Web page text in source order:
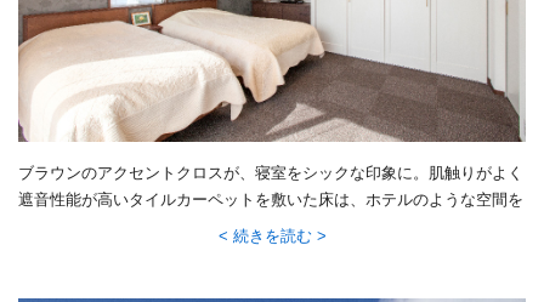
ブラウンのアクセントクロスが、寝室をシックな印象に。肌触りがよく
遮音性能が高いタイルカーペットを敷いた床は、ホテルのような空間を
想起させます。造り付けのチェストには、ご主人が奥様へプレゼントし
続きを読む